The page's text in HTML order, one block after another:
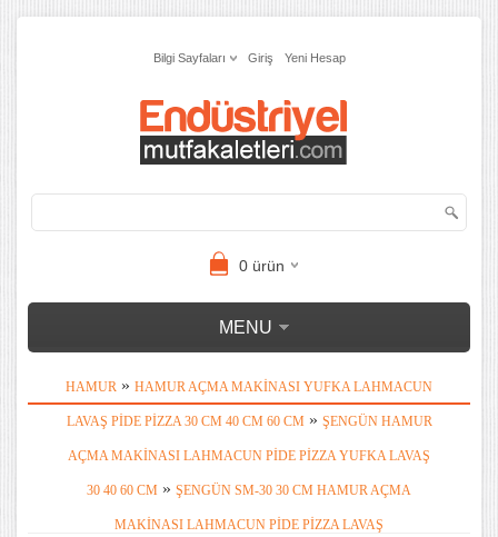
Bilgi Sayfaları Giriş Yeni Hesap
0ürün
MENU
HAMUR » HAMUR AÇMA MAKINASI YUFKA LAHMACUN
LAVAŞ PIDE PIZZA 30 CM 40 CM 60 CM» ŞENGÜN HAMUR
AÇMA MAKINASI LAHMACUN PIDE PIZZA YUFKA LAVAŞ
30 40 60 CM » ŞENGÜN SM-30 30 CM HAMUR AÇMA
MAKINASI LAHMACUN PIDE PIZZA LAVAŞ